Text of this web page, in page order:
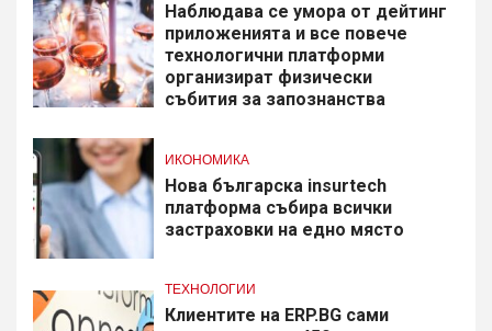
Наблюдава се умора от дейтинг
приложенията и все повече
технологични платформи
организират физически
събития за запознанства
ИКОНОМИКА
Нова българска insurtech
платформа събира всички
застраховки на едно място
ТЕХНОЛОГИИ
Клиентите на ERP.BG сами